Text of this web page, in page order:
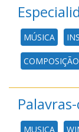
MÚSICA
MUSICA